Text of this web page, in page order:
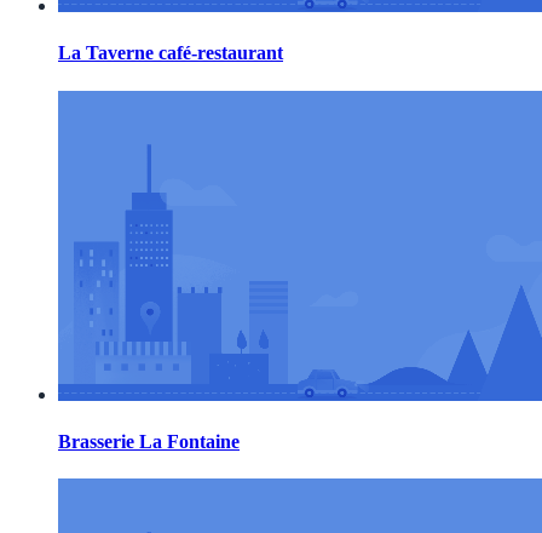
La Taverne café-restaurant
Brasserie La Fontaine